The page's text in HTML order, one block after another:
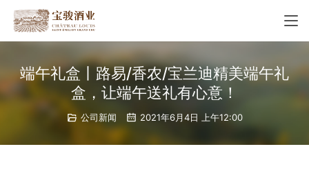
端午礼盒丨路易/香农/宝兰迪精美端午礼
盒，让端午送礼有心意！
公司新闻 2021年6月4日 上午12:00